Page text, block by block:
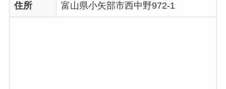
住所 富山県小矢部市西中野972-1